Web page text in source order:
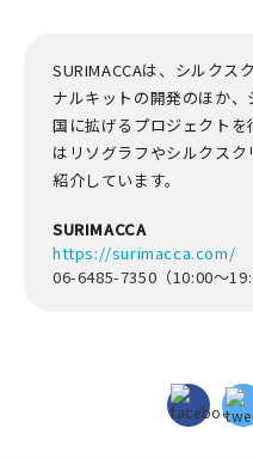
SURIMACCAは、シルクス
ナルキットの開発のほか
国に拡げるプロジェクトを
はリソグラフやシルクス
紹介しています。
SURIMACCA
https://surimacca.com/
06-6485-7350（10:00～